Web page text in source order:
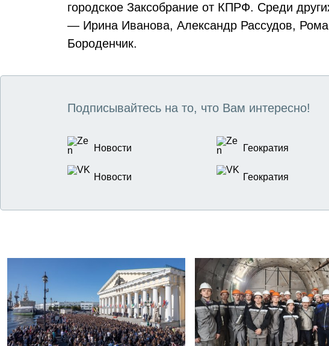
городское Заксобрание от КПРФ. Среди
— Ирина Иванова, Александр Рассудов,
Бороденчик.
Подписывайтесь на то, что Вам интересно!
Новости Геократия
Новости Геократия